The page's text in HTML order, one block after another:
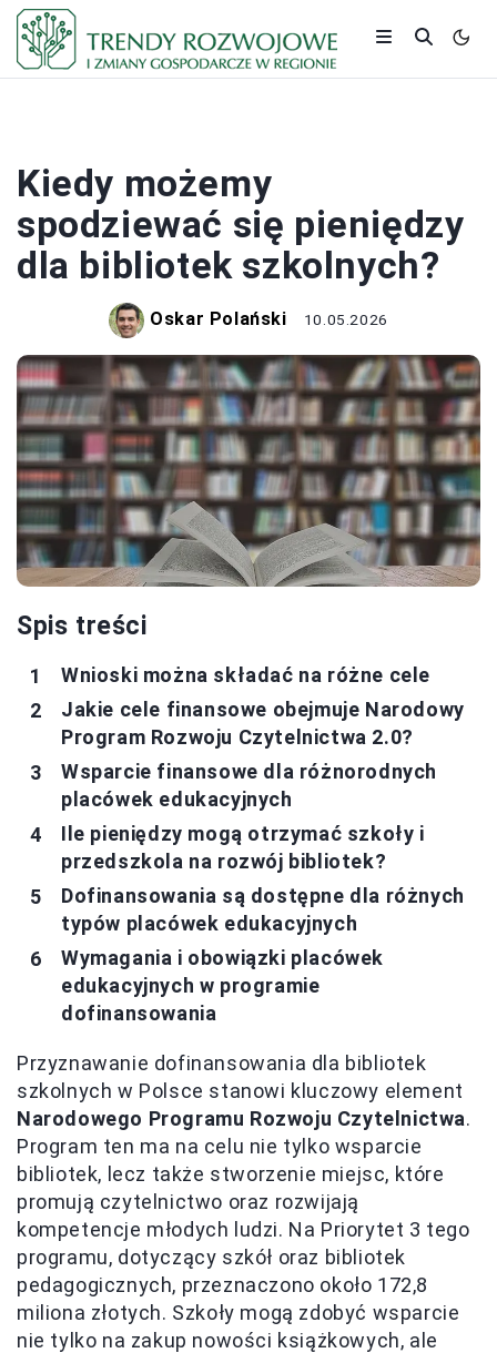
Kiedy możemy
spodziewać się pieniędzy
dla bibliotek szkolnych?
Oskar Polański 10.05.2026
Spis treści
Wnioski można składać na różne cele
Jakie cele finansowe obejmuje Narodowy
Program Rozwoju Czytelnictwa 2.0?
Wsparcie finansowe dla różnorodnych
placówek edukacyjnych
Ile pieniędzy mogą otrzymać szkoły i
przedszkola na rozwój bibliotek?
Dofinansowania są dostępne dla różnych
typów placówek edukacyjnych
Wymagania i obowiązki placówek
edukacyjnych w programie
dofinansowania
Przyznawanie dofinansowania dla bibliotek
szkolnych w Polsce stanowi kluczowy element
Narodowego Programu Rozwoju Czytelnictwa.
Program ten ma na celu nie tylko wsparcie
bibliotek, lecz także stworzenie miejsc, które
promują czytelnictwo oraz rozwijają
kompetencje młodych ludzi. Na Priorytet 3 tego
programu, dotyczący szkół oraz bibliotek
pedagogicznych, przeznaczono około 172,8
miliona złotych. Szkoły mogą zdobyć wsparcie
nie tylko na zakup nowości książkowych, ale